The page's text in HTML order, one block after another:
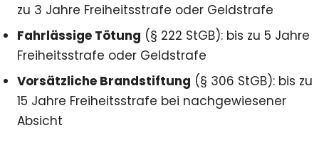
zu 3 Jahre Freiheitsstrafe oder Geldstrafe
Fahrlässige Tötung (§ 222 StGB): bis zu 5 Jahre
Freiheitsstrafe oder Geldstrafe
Vorsätzliche Brandstiftung (§ 306 StGB): bis zu
15 Jahre Freiheitsstrafe bei nachgewiesener
Absicht